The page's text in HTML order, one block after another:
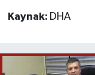
Kaynak: DHA